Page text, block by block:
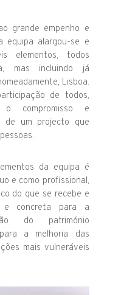
grande empenho e
equipa alargou-se e
elementos, todos
mas incluindo já
Lisboa.
de todos,
compromisso e
de um projecto que
da equipa é
e como profissional,
do que se recebe e
e concreta para a
do património
a melhoria das
mais vulneráveis